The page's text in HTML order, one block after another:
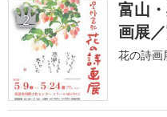
2
富山
画展
花の詩画